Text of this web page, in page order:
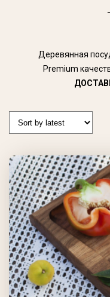
Деревянная
Premium